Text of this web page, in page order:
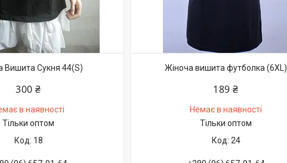
Вишита Сукня 44(S)
300 ₴
в наявності
Тільки оптом
18
Жіноча вишита футболка (6XL)
189 ₴
Немає в наявності
Тільки оптом
24